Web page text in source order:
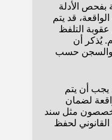
بفحص الأدلة
قد يتم
التلفظ
يُذكر أن
والسجن حسب
يجب أن يتم
لضمان
مثل سند
لحفظ